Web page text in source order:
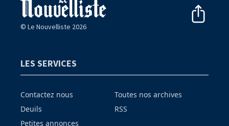
© Le Nouvelliste 2026
LES SERVICES
Contactez nous
Deuils
Petites annonces
Toutes nos archives
RSS